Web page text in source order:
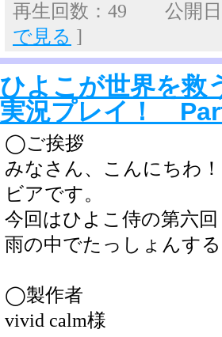
再生回数：49 公開
で見る ]
ひよこが世界を
実況プレイ！
◯ご挨拶
みなさん、こんにちわ！
ビアです。
今回はひよこ侍の第六回
雨の中でたっしょんす
◯製作者
vivid calm様